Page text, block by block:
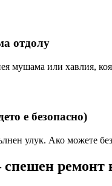
отдолу
мушама или хавлия,
е безопасно)
улук. Ако можете
спешен ремонт